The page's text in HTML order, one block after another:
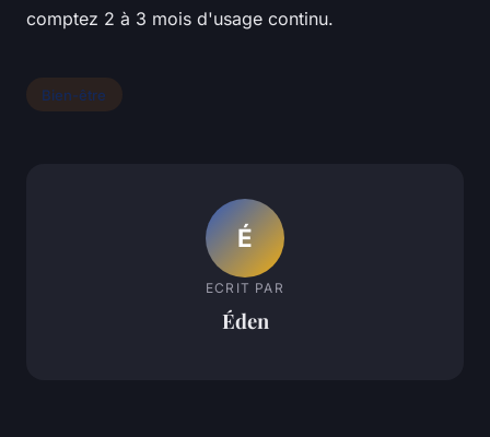
comptez 2 à 3 mois d'usage continu.
Bien-être
É
ECRIT PAR
Éden